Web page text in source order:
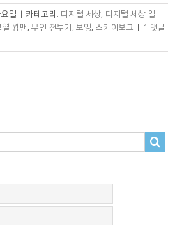
일 | 카테고리: 디지털 세상, 디지털 세상 일
열 윙맨, 무인 전투기 , 보잉, 스카이보그 |
1 댓글